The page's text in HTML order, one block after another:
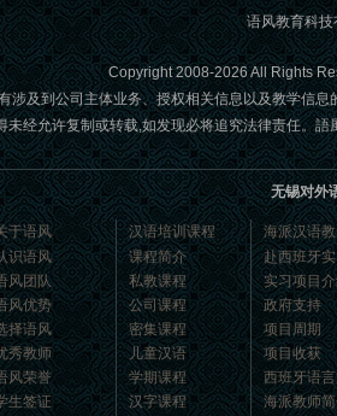
风汉语无
好的学习
语风教育科
Copyright 2008-2026 All Rights
涉及到公司主体业务、授权相关信息以及教学信
未经允许复制或转载,如发现必将追究法律责任。
无锡对外
于语风
识语风
风团队
风优势
择语风
秀教师
风荣誉
生签证
汉语培训课程
课程简介
私教课程
公司课程
密集课程
儿童汉语
学期课程
汉字课程
海派汉语
赴西班牙
实习项目
政府支持
项目周期
项目收获
西班牙语
海派教师